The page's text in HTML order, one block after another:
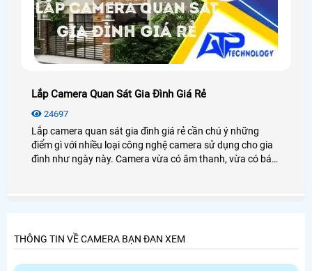
Lắp Camera Quan Sát Gia Đình Giá Rẻ
24697
Lắp camera quan sát gia đình giá rẻ cần chú ý những
điểm gì với nhiều loại công nghệ camera sử dụng cho gia
đình như ngày này. Camera vừa có âm thanh, vừa có báo
THÔNG TIN VỀ CAMERA BẠN ĐAN XEM